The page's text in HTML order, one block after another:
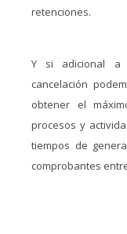
retenciones.
Y si adicional a
cancelación
obtener el
procesos y
tiempos de
comprobantes